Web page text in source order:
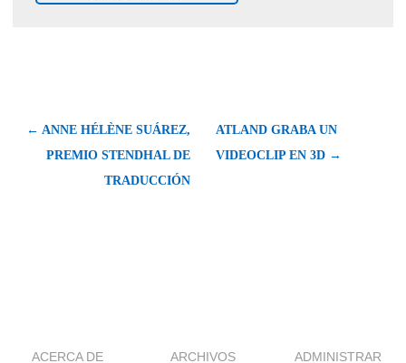
← ANNE HÉLÈNE SUÁREZ,
PREMIO STENDHAL DE
TRADUCCIÓN
ATLAND GRABA UN
VIDEOCLIP EN 3D →
ACERCA DE ARCHIVOS ADMINISTRAR